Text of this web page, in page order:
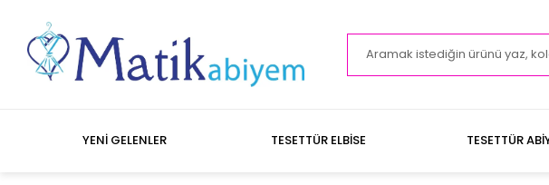
YENİ GELENLER TESETTÜR ELBİSE TESETTÜR